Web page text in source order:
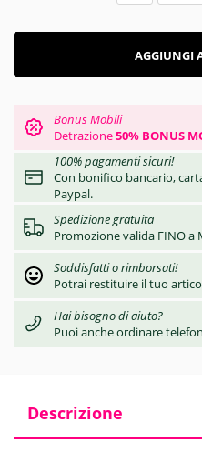
AGGIUNGI
Bonus Mobili
Detrazione50% BONUS
100% pagamenti sicuri!
Con bonifico bancario,
Paypal.
Spedizione gratuita
Promozione valida FINO a
Soddisfatti o rimborsati!
Potrai restituire il tuo
Hai bisogno di aiuto?
Puoi anche ordinare
Descrizione